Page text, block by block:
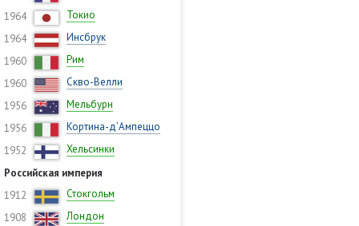
1964
Токио
1964
Инсбрук
1960
Рим
1960
Скво-Велли
1956
Мельбурн
1956
Кортина-д’Ампеццо
1952
Хельсинки
Российская империя
1912
Стокгольм
1908
Лондон